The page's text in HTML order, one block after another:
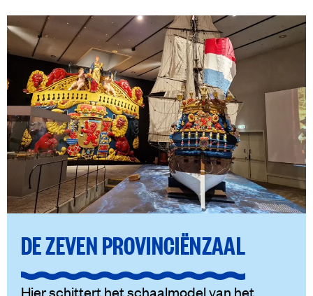
DE ZEVEN PROVINCIËNZAAL
Hier schittert het schaalmodel van het